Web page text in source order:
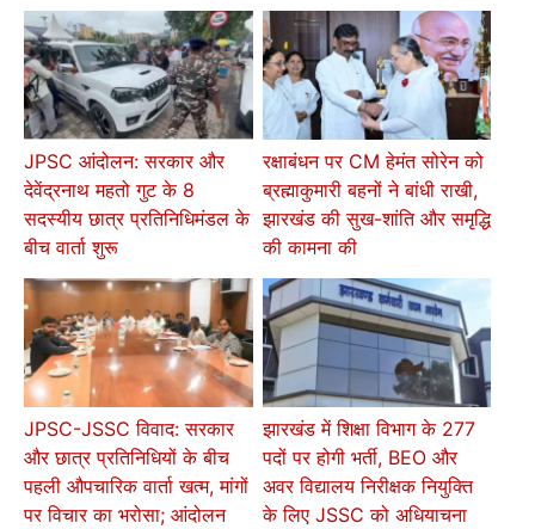
JPSC आंदोलन: सरकार और
देवेंद्रनाथ महतो गुट के 8
सदस्यीय छात्र प्रतिनिधिमंडल के
बीच वार्ता शुरू
रक्षाबंधन पर CM हेमंत सोरेन को
ब्रह्माकुमारी बहनों ने बांधी राखी,
झारखंड की सुख-शांति और समृद्धि
की कामना की
JPSC-JSSC विवाद: सरकार
और छात्र प्रतिनिधियों के बीच
पहली औपचारिक वार्ता खत्म, मांगों
पर विचार का भरोसा; आंदोलन
झारखंड में शिक्षा विभाग के 277
पदों पर होगी भर्ती, BEO और
अवर विद्यालय निरीक्षक नियुक्ति
के लिए JSSC को अधियाचना